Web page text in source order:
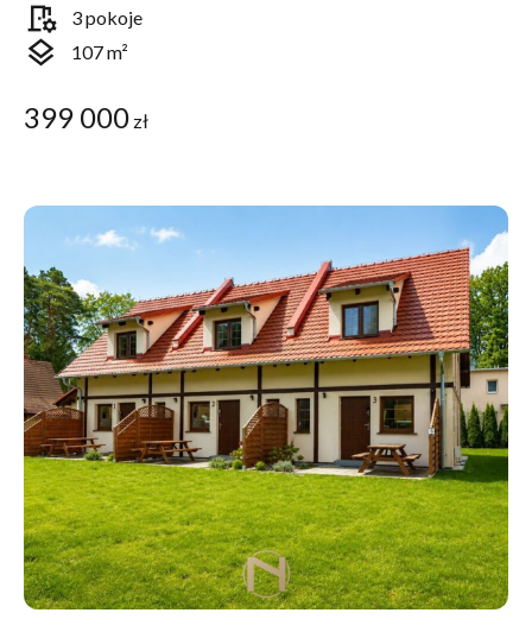
room_preferences 3 pokoje
layers 107 m²
399 000 zł